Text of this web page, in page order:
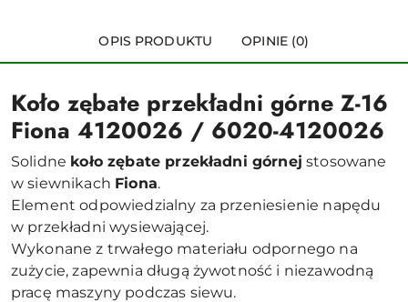
OPIS PRODUKTU OPINIE (0)
Koło zębate przekładni górne Z-16
Fiona 4120026 / 6020-4120026
Solidne koło zębate przekładni górnej stosowane
w siewnikach Fiona.
Element odpowiedzialny za przeniesienie napędu
w przekładni wysiewającej.
Wykonane z trwałego materiału odpornego na
zużycie, zapewnia długą żywotność i niezawodną
pracę maszyny podczas siewu.